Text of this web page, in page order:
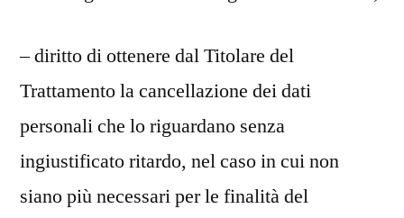
– diritto di ottenere dal Titolare del
Trattamento la cancellazione dei dati
personali che lo riguardano senza
ingiustificato ritardo, nel caso in cui non
siano più necessari per le finalità del